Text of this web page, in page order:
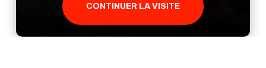
CONTINUER LA VISITE